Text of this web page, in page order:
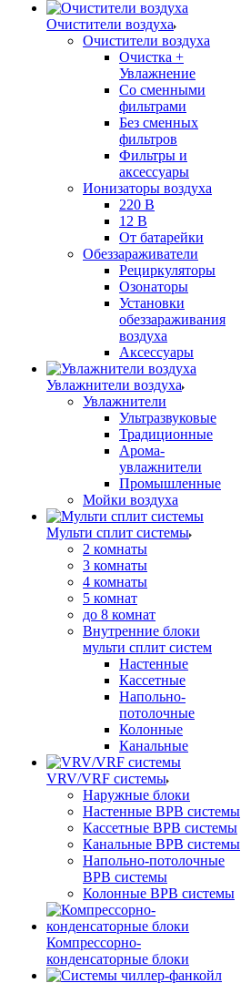
Очистители воздуха
Очистители воздуха
Очистка +
Увлажнение
Cо сменными
фильтрами
Без сменных
фильтров
Фильтры и
аксессуары
Ионизаторы воздуха
220 В
12 В
От батарейки
Обеззараживатели
Рециркуляторы
Озонаторы
Установки
обеззараживания
воздуха
Аксессуары
Увлажнители воздуха
Увлажнители
Ультразвуковые
Традиционные
Арома-
увлажнители
Промышленные
Мойки воздуха
Мульти сплит системы
2 комнаты
3 комнаты
4 комнаты
5 комнат
до 8 комнат
Внутренние блоки
мульти сплит систем
Настенные
Кассетные
Напольно-
потолочные
Колонные
Канальные
VRV/VRF системы
Наружные блоки
Настенные ВРВ системы
Кассетные ВРВ системы
Канальные ВРВ системы
Напольно-потолочные
ВРВ системы
Колонные ВРВ системы
Компрессорно-
конденсаторные блоки